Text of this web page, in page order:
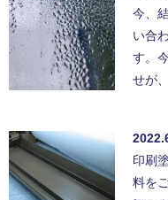
今、
い合
す。
せが
印刷
料を